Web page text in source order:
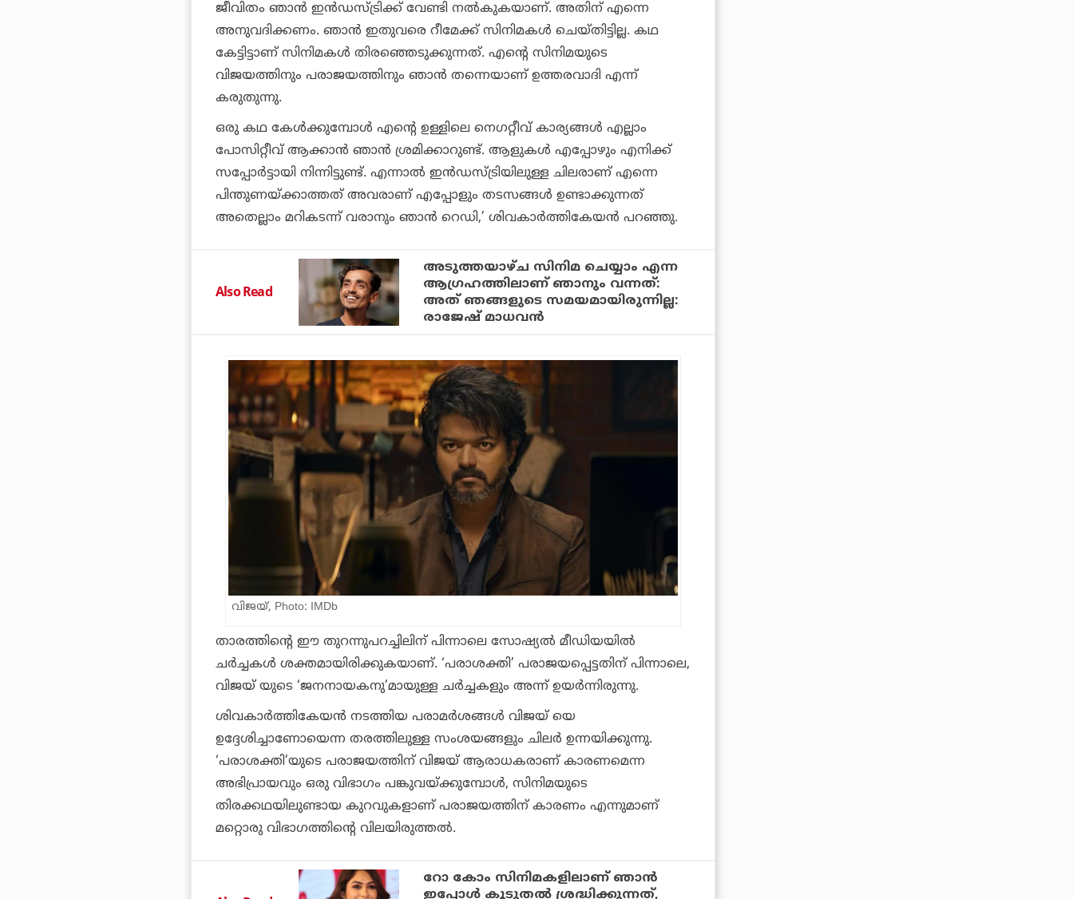
ജീവിതം ഞാൻ ഇൻഡസ്ട്രിക്ക് വേണ്ടി നൽകുകയാണ്. അതിന് എന്നെ
അനുവദിക്കണം. ഞാൻ ഇതുവരെ റീമേക്ക് സിനിമകൾ ചെയ്തിട്ടില്ല. കഥ
കേട്ടിട്ടാണ് സിനിമകൾ തിരഞ്ഞെടുക്കുന്നത്. എന്റെ സിനിമയുടെ
വിജയത്തിനും പരാജയത്തിനും ഞാൻ തന്നെയാണ് ഉത്തരവാദി എന്ന്
കരുതുന്നു.
ഒരു കഥ കേൾക്കുമ്പോൾ എന്റെ ഉള്ളിലെ നെഗറ്റീവ് കാര്യങ്ങൾ എല്ലാം
പോസിറ്റീവ് ആക്കാൻ ഞാൻ ശ്രമിക്കാറുണ്ട്. ആളുകൾ എപ്പോഴും എനിക്ക്
സപ്പോർട്ടായി നിന്നിട്ടുണ്ട്. എന്നാൽ ഇൻഡസ്ട്രിയിലുള്ള ചിലരാണ് എന്നെ
പിന്തുണയ്ക്കാത്തത് അവരാണ് എപ്പോളും തടസങ്ങൾ ഉണ്ടാക്കുന്നത്
അതെല്ലാം മറികടന്ന് വരാനും ഞാൻ റെഡി,’ ശിവകാർത്തികേയൻ പറഞ്ഞു.
Also Read
അടുത്തയാഴ്ച സിനിമ ചെയ്യാം എന്ന
ആഗ്രഹത്തിലാണ് ഞാനും വന്നത്:
അത് ഞങ്ങളുടെ സമയമായിരുന്നില്ല:
രാജേഷ് മാധവന്‍
വിജയ്, Photo: IMDb
താരത്തിന്റെ ഈ തുറന്നുപറച്ചിലിന് പിന്നാലെ സോഷ്യൽ മീഡിയയിൽ
ചർച്ചകൾ ശക്തമായിരിക്കുകയാണ്. ‘പരാശക്തി’ പരാജയപ്പെട്ടതിന് പിന്നാലെ,
വിജയ് യുടെ ‘ജനനായകനു’മായുള്ള ചർച്ചകളും അന്ന് ഉയർന്നിരുന്നു.
ശിവകാർത്തികേയൻ നടത്തിയ പരാമർശങ്ങൾ വിജയ് യെ
ഉദ്ദേശിച്ചാണോയെന്ന തരത്തിലുള്ള സംശയങ്ങളും ചിലർ ഉന്നയിക്കുന്നു.
‘പരാശക്തി’യുടെ പരാജയത്തിന് വിജയ് ആരാധകരാണ് കാരണമെന്ന
അഭിപ്രായവും ഒരു വിഭാഗം പങ്കുവയ്ക്കുമ്പോൾ, സിനിമയുടെ
തിരക്കഥയിലുണ്ടായ കുറവുകളാണ് പരാജയത്തിന് കാരണം എന്നുമാണ്
മറ്റൊരു വിഭാഗത്തിന്റെ വിലയിരുത്തൽ.
റോ കോം സിനിമകളിലാണ് ഞാന്‍
ഇപ്പോള്‍ കൂടുതല്‍ ശ്രദ്ധിക്കുന്നത്,